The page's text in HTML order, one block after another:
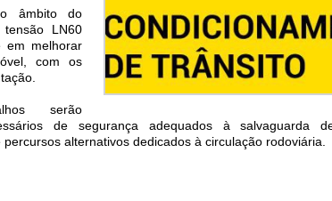
âmbito do
LN60
em melhorar
com os
serão
de segurança adequados à salvaguarda
alternativos dedicados à circulação rodoviária.